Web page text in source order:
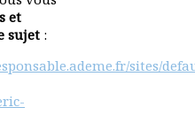
et
sujet :
sites/